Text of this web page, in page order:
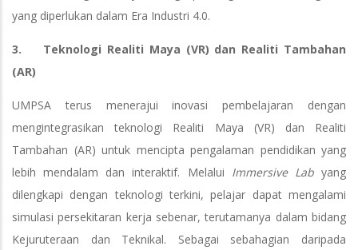
yang diperlukan dalam Era Industri 4.0.
3. Teknologi Realiti Maya (VR) dan Realiti Tambahan
(AR)
UMPSA terus menerajui inovasi pembelajaran dengan
mengintegrasikan teknologi Realiti Maya (VR) dan Realiti
Tambahan (AR) untuk mencipta pengalaman pendidikan yang
lebih mendalam dan interaktif. Melalui Immersive Labyang
dilengkapi dengan teknologi terkini, pelajar dapat mengalami
simulasi persekitaran kerja sebenar, terutamanya dalam bidang
Kejuruteraan dan Teknikal. Sebagai sebahagian daripada